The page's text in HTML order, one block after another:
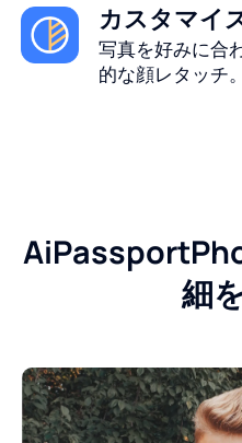
カスタマイ
写真を好みに合
的な顔レタッチ。
細